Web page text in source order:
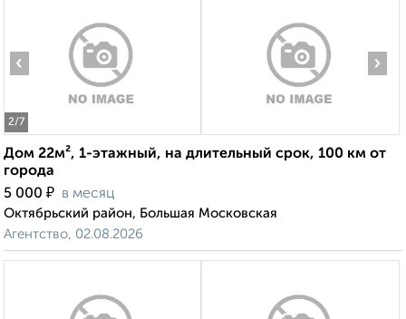
2/7
‹ ›
Дом 22м², 1-этажный, на длительный срок, 100 км от
города
5 000 ₽ в месяц
Октябрьский район, Большая Московская
Агентство, 02.08.2026